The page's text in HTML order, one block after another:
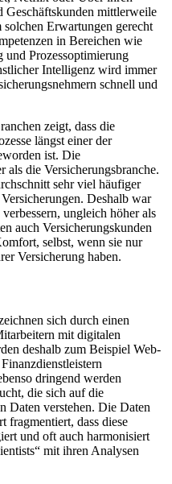
Geschäftskunden mittlerweile
Erwartungen gerecht
in Bereichen wie
und Prozessoptimierung
Intelligenz wird immer
schnell und
zeigt, dass die
längst einer der
ist. Die
als die Versicherungsbranche.
sehr viel häufiger
Deshalb war
ungleich höher als
auch Versicherungskunden
selbst, wenn sie nur
Versicherung haben.
sich durch einen
mit digitalen
deshalb zum Beispiel Web-
dringend werden
die sich auf die
Daten verstehen. Die Daten
fragmentiert, dass diese
und oft auch harmonisiert
mit ihren Analysen